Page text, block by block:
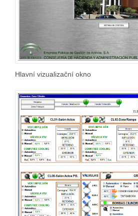
Hlavní vizualizační okno